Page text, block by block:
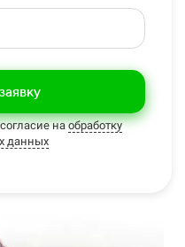
наобработку
данных